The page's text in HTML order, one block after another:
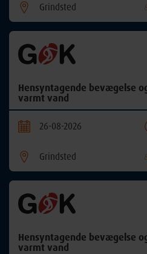
Grindsted
Hensyntagende bevægelse
varmt vand
26-08-2026
Grindsted
Hensyntagende bevægelse
varmt vand